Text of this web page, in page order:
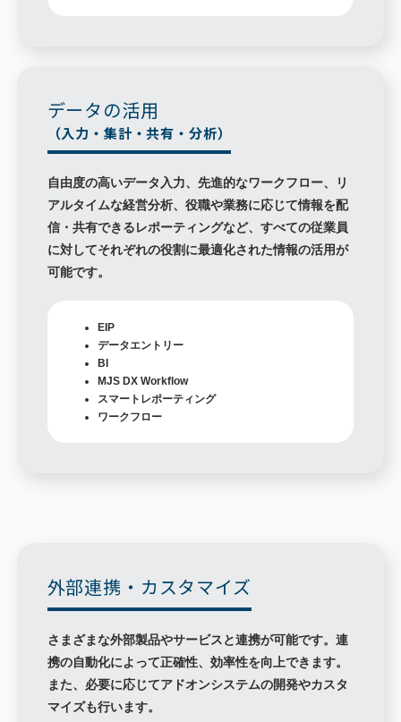
データの活用
（入力・集計・共有・分析）
自由度の高いデータ入力、先進的なワークフロー、リ
アルタイムな経営分析、役職や業務に応じて情報を配
信・共有できるレポーティングなど、すべての従業員
に対してそれぞれの役割に最適化された情報の活用が
可能です。
EIP
データエントリー
BI
MJS DX Workflow
スマートレポーティング
ワークフロー
外部連携・カスタマイズ
さまざまな外部製品やサービスと連携が可能です。連
携の自動化によって正確性、効率性を向上できます。
また、必要に応じてアドオンシステムの開発やカスタ
マイズも行います。